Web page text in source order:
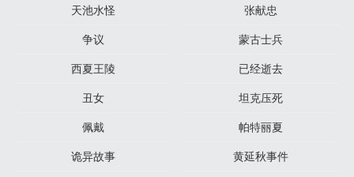
天池水怪
张献忠
争议
蒙古士兵
西夏王陵
已经逝去
丑女
坦克压死
佩戴
帕特丽夏
诡异故事
黄延秋事件